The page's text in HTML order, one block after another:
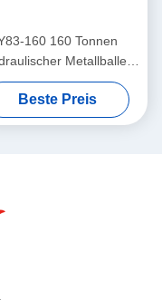
160 160 Tonnen
Metallballer
die Komprimierung von
Stahl- und
Aluminiumabfällen
Beste Preis